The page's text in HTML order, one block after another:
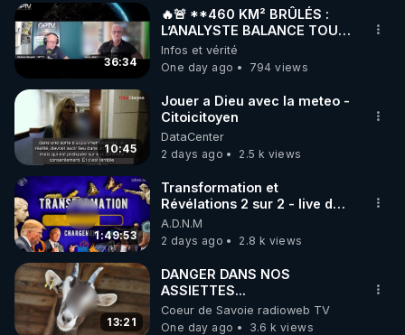
▶ 30 jours gratuit sur l’application de méditation et
de bien-être ENVOL :
Rendez-vous sur https://www.envol.app/code
le code : REGENERE
36:34
🔥🚨 **460 KM² BRÛLÉS :
L’ANALYSTE BALANCE TOUT
SUR CETTE IMPOSTURE !**
🔥🌲 | GPTV
Infos et vérité
One day ago
794 views
10:45
Jouer a Dieu avec la meteo -
Citoicitoyen
DataCenter
2 days ago
2.5 k views
1:49:53
Transformation et
Révélations 2 sur 2 - live du
07/08/26
A.D.N.M
2 days ago
2.8 k views
13:21
DANGER DANS NOS
ASSIETTES...
Coeur de Savoie radioweb TV
One day ago
3.6 k views